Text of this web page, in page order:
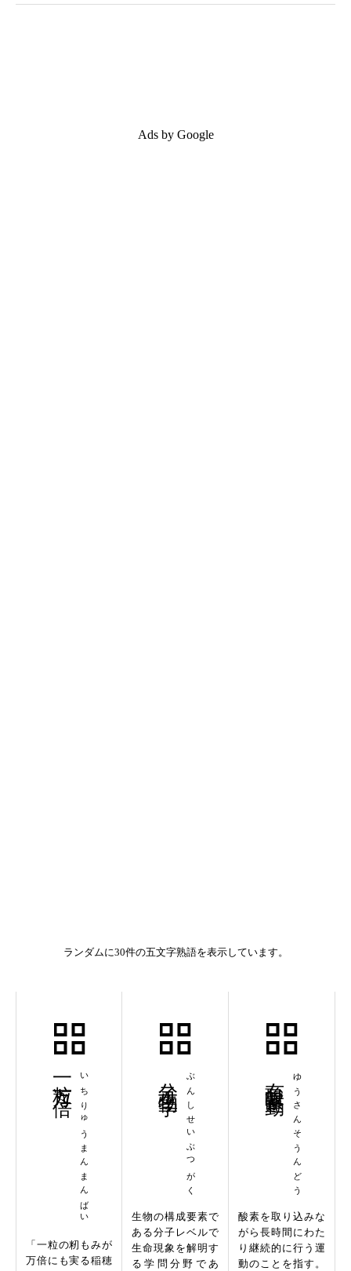
Ads by Google
ランダムに30件の五文字熟語を表示しています。
いちりゅうまんまんばい
一粒万々倍
「一粒の籾もみが
万倍にも実る稲穂
ぶんしせいぶつがく
生物の構成要素で
ある分子レベルで
生命現象を解明す
る学問分野であ
ゆうさんそうんどう
酸素を取り込みな
がら長時間にわた
り継続的に行う運
動のことを指す。